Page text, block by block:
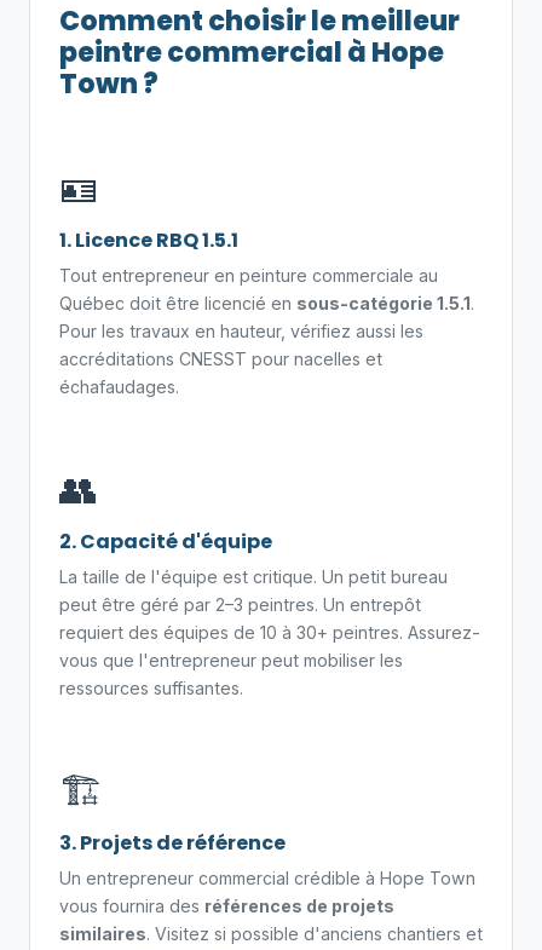
Comment choisir le meilleur
peintre commercial à Hope
Town ?
🪪
1. Licence RBQ 1.5.1
Tout entrepreneur en peinture commerciale au
Québec doit être licencié en sous-catégorie 1.5.1.
Pour les travaux en hauteur, vérifiez aussi les
accréditations CNESST pour nacelles et
échafaudages.
👥
2. Capacité d'équipe
La taille de l'équipe est critique. Un petit bureau
peut être géré par 2–3 peintres. Un entrepôt
requiert des équipes de 10 à 30+ peintres. Assurez-
vous que l'entrepreneur peut mobiliser les
ressources suffisantes.
🏗️
3. Projets de référence
Un entrepreneur commercial crédible à Hope Town
vous fournira des références de projets
similaires. Visitez si possible d'anciens chantiers et